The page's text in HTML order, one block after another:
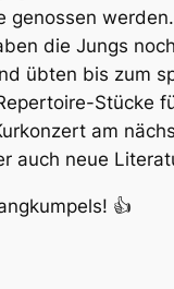
genossen
die Jungs
übten bis zum
Stücke
am
auch neue
👍